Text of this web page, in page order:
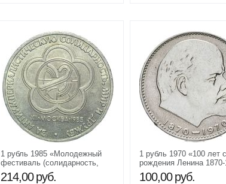
1 рубль 1985 «Молодежный
фестиваль (солидарность,
мир и дружба)» XF-AU
214,00 руб.
1 рубль 1970 «100 лет
рождения Ленина 1870-
XF-AU
100,00 руб.